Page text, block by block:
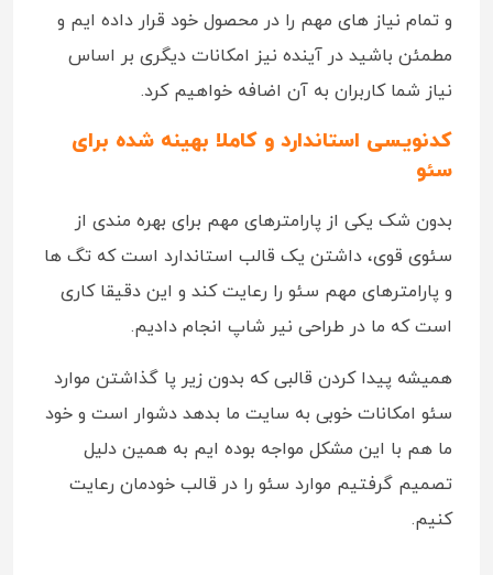
و تمام نیاز های مهم را در محصول خود قرار داده ایم و
مطمئن باشید در آینده نیز امکانات دیگری بر اساس
نیاز شما کاربران به آن اضافه خواهیم کرد.
کدنویسی استاندارد و کاملا بهینه شده برای
سئو
بدون شک یکی از پارامترهای مهم برای بهره مندی از
سئوی قوی، داشتن یک قالب استاندارد است که تگ ها
و پارامترهای مهم سئو را رعایت کند و این دقیقا کاری
است که ما در طراحی نیر شاپ انجام دادیم.
همیشه پیدا کردن قالبی که بدون زیر پا گذاشتن موارد
سئو امکانات خوبی به سایت ما بدهد دشوار است و خود
ما هم با این مشکل مواجه بوده ایم به همین دلیل
تصمیم گرفتیم موارد سئو را در قالب خودمان رعایت
کنیم.